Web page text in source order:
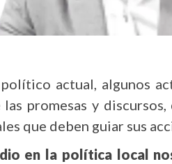
actual, algunos
las promesas y
que deben guiar sus
en la política local